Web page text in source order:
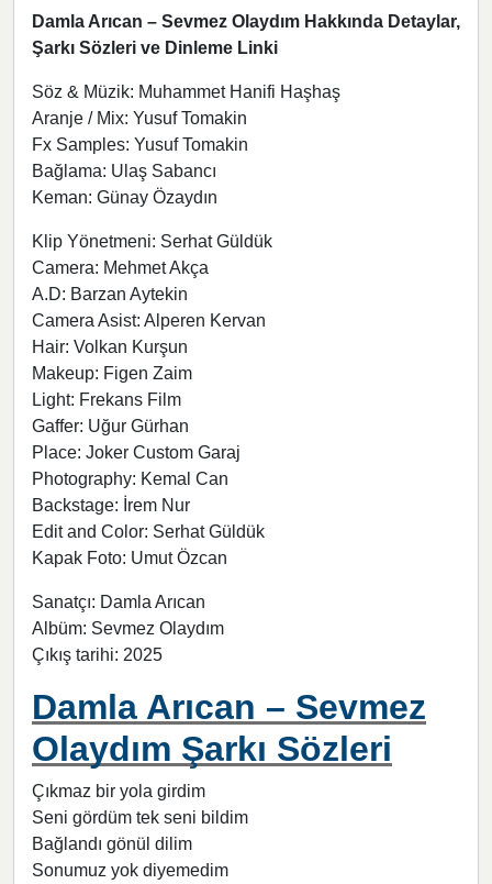
Damla Arıcan – Sevmez Olaydım Hakkında Detaylar,
Şarkı Sözleri ve Dinleme Linki
Söz & Müzik: Muhammet Hanifi Haşhaş
Aranje / Mix: Yusuf Tomakin
Fx Samples: Yusuf Tomakin
Bağlama: Ulaş Sabancı
Keman: Günay Özaydın
Klip Yönetmeni: Serhat Güldük
Camera: Mehmet Akça
A.D: Barzan Aytekin
Camera Asist: Alperen Kervan
Hair: Volkan Kurşun
Makeup: Figen Zaim
Light: Frekans Film
Gaffer: Uğur Gürhan
Place: Joker Custom Garaj
Photography: Kemal Can
Backstage: İrem Nur
Edit and Color: Serhat Güldük
Kapak Foto: Umut Özcan
Sanatçı: Damla Arıcan
Albüm: Sevmez Olaydım
Çıkış tarihi: 2025
Damla Arıcan – Sevmez
Olaydım Şarkı Sözleri
Çıkmaz bir yola girdim
Seni gördüm tek seni bildim
Bağlandı gönül dilim
Sonumuz yok diyemedim